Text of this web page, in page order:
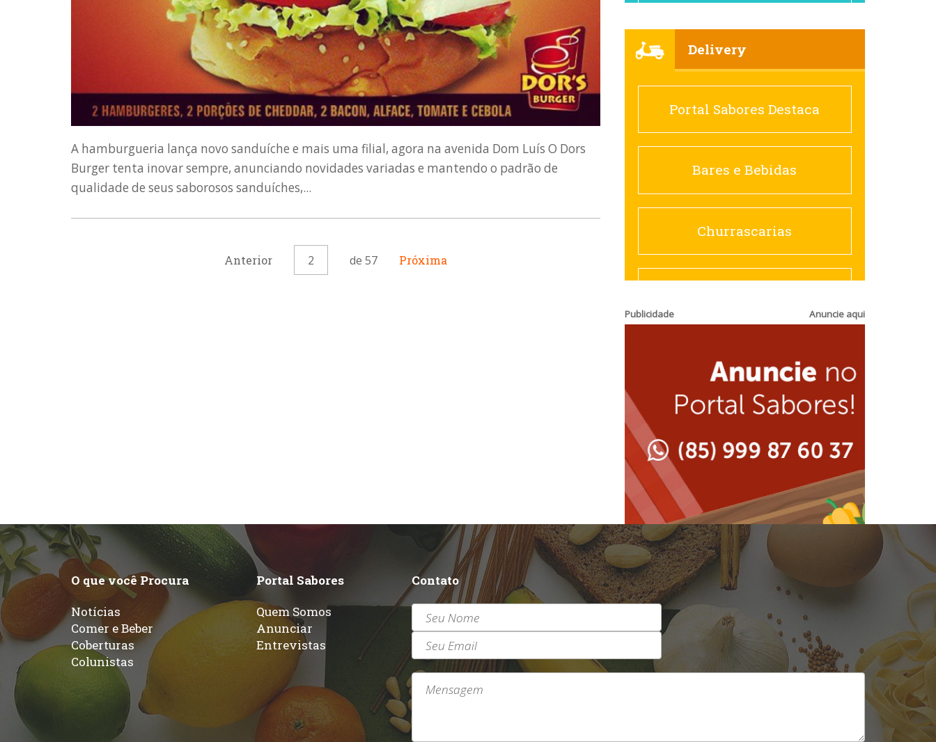
A hamburgueria lança novo sanduíche e mais uma filial, agora na avenida Dom Luís O Dors
Burger tenta inovar sempre, anunciando novidades variadas e mantendo o padrão de
qualidade de seus saborosos sanduíches,...
Anterior 2 de 57 Próxima
Cafés
Churrascarias
Comida saudável
Contemporânea
Espanhola
Francesa
Hamburguerias e
Sanduicherias
Internacional
Japonesa e Oriental
Delivery
Portal Sabores Destaca
Bares e Bebidas
Churrascarias
Sanduicherias
Lanchonetes
Massas
Padarias e Confeitarias
Peixes e Frutos do Mar
Pizzarias
Publicidade Anuncie aqui
O que você Procura
Notícias
Comer e Beber
Coberturas
Colunistas
Portal Sabores
Quem Somos
Anunciar
Entrevistas
Contato